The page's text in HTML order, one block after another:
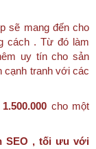
sẽ mang đến cho
cách . Từ đó làm
uy tín cho sản
cạnh tranh với các
1.500.000 cho một
SEO , tối ưu với